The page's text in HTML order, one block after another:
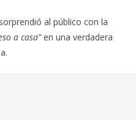
al público con la
a casa”en una verdadera